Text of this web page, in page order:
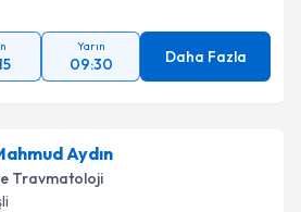
Yarın
09:30 Daha Fazla
Aydın
Travmatoloji